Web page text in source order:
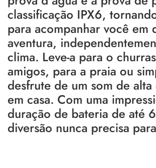
classificação IPX6,
para acompanhar você em
aventura,
clima. Leve-a para o
amigos, para a praia ou
desfrute de um som de
em casa. Com uma
duração de bateria de até
diversão nunca precisa